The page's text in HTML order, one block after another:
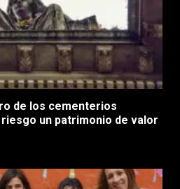
de los cementerios
un patrimonio de valor